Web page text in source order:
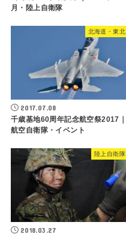
月・陸上自衛隊
北海道・東北
2017.07.08
千歳基地60周年記念航空祭2017｜
航空自衛隊・イベント
陸上自衛隊
2018.03.27